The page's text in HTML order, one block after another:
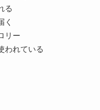
る
く
リー
われている